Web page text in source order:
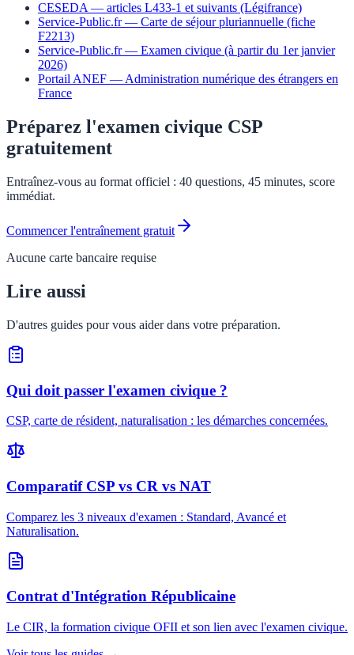
CESEDA — articles L433-1 et suivants (Légifrance)
Service-Public.fr — Carte de séjour pluriannuelle (fiche
F2213)
Service-Public.fr — Examen civique (à partir du 1er janvier
2026)
Portail ANEF — Administration numérique des étrangers en
France
Préparez l'examen civique CSP
gratuitement
Entraînez-vous au format officiel : 40 questions, 45 minutes, score
immédiat.
Commencer l'entraînement gratuit
Aucune carte bancaire requise
Lire aussi
D'autres guides pour vous aider dans votre préparation.
Qui doit passer l'examen civique ?
CSP, carte de résident, naturalisation : les démarches concernées.
Comparatif CSP vs CR vs NAT
Comparez les 3 niveaux d'examen : Standard, Avancé et
Naturalisation.
Contrat d'Intégration Républicaine
Le CIR, la formation civique OFII et son lien avec l'examen civique.